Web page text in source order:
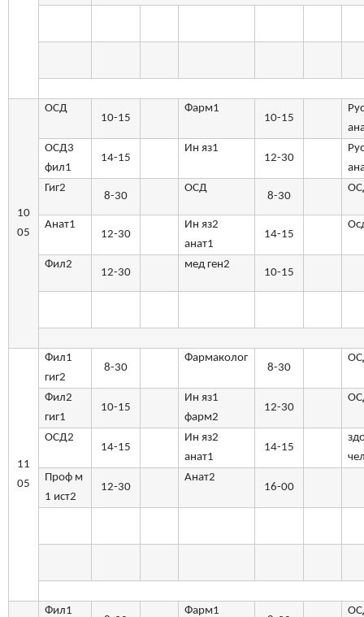
10
05
ОСД
10-15
Фарм1
10-15
ОСД3
фил1
14-15
Ин яз1
12-30
Гиг2
8-30
ОСД
8-30
Анат1
12-30
Ин яз2
анат1
14-15
Фил2
12-30
мед ген2
10-15
11
05
Фил1
гиг2
8-30
Фармаколог
8-30
Фил2
гиг1
10-15
Ин яз1
фарм2
12-30
ОСД2
14-15
Ин яз2
анат1
14-15
Проф м
1 ист2
12-30
Анат2
16-00
Фил1
Фарм1